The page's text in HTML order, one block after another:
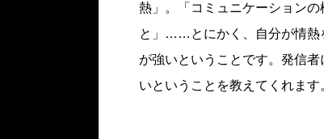
熱」。「コミュニケーション
と」……とにかく、自分が情熱
が強いということです。発信
いということを教えてくれます